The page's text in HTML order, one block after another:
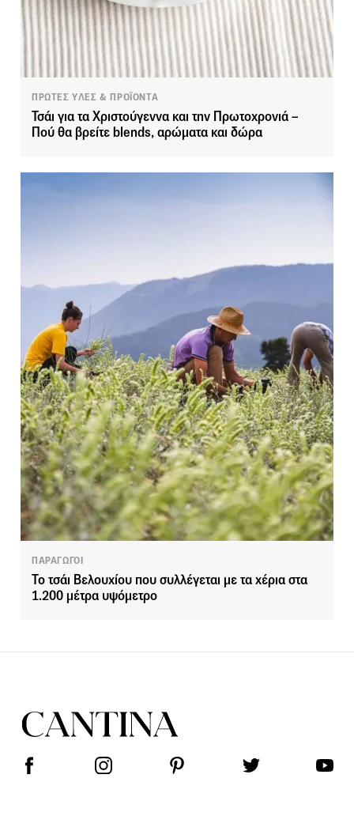
ΠΡΩΤΕΣ ΥΛΕΣ & ΠΡΟΪΟΝΤΑ
Τσάι για τα Χριστούγεννα και την Πρωτοχρονιά –
Πού θα βρείτε blends, αρώματα και δώρα
ΠΑΡΑΓΩΓΟΙ
Το τσάι Βελουχίου που συλλέγεται με τα χέρια στα
1.200 μέτρα υψόμετρο